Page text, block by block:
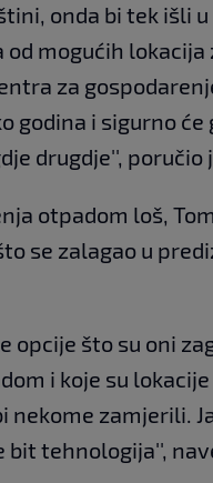
onda bi tek išli
od mogućih
za
godina i sigurno će
drugdje'', poručio
otpadom loš,
se zalagao u
opcije što su oni
i koje su
nekome zamjerili.
bit tehnologija'',